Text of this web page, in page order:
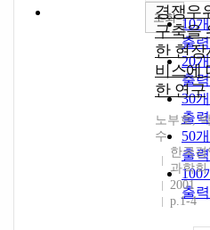
10
출력
20
출력
30
출력
50
출력
100
출력
조회
경쟁우
구축을
한 현장
비스에
한 연구
노부호,
수
한국경
과학회
2001
p.1-4